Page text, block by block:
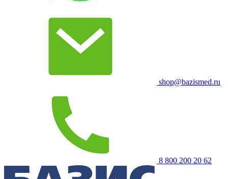
shop@bazismed.ru
8 800 200 20 62